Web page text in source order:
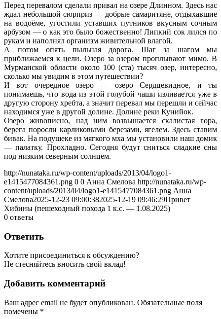
Перед перевалом сделали привал на озере Длинном. Здесь нас
ждал небольшой сюрприз — добрые самаритяне, отдыхавшие
на водоёме, угостили уставших путников вкусным сочным
арбузом — о как это было божественно! Липкий сок лился по
рукам и наполнял организм живительной влагой.
А потом опять пыльная дорога. Шаг за шагом мы
приближаемся к цели. Озеро за озером проплывают мимо. В
Мурманской области около 100 (ста) тысяч озер, интересно,
сколько мы увидим в этом путешествии?
И вот очередное озеро — озеро Сердцевидное, и ты
понимаешь, что вода из этой голубой чаши изливается уже в
другую сторону хребта, а значит перевал мы перешли и сейчас
находимся уже в другой долине. Долине реки Кунийок.
Озеро живописно, над ним возвышается скалистая гора,
берега поросли карликовыми березами, ягелем. Здесь ставим
бивак. На подушеке из мягкого мха мы установили наш домик
— палатку. Прохладно. Сегодня будут сниться сладкие сны
под низким северным солнцем.
http://nunataka.ru/wp-content/uploads/2013/04/logo1-
e1415477084361.png 0 0 Анна Смелова http://nunataka.ru/wp-
content/uploads/2013/04/logo1-e1415477084361.png Анна
Смелова2025-12-23 09:00:382025-12-19 09:46:29Привет
Хибины (пешеходный похода 1 к.с. — 1.08.2025)
0 ответы
Ответить
Хотите присоединиться к обсуждению?
Не стесняйтесь вносить свой вклад!
Добавить комментарий
Ваш адрес email не будет опубликован. Обязательные поля
помечены *